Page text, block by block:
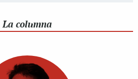
La columna